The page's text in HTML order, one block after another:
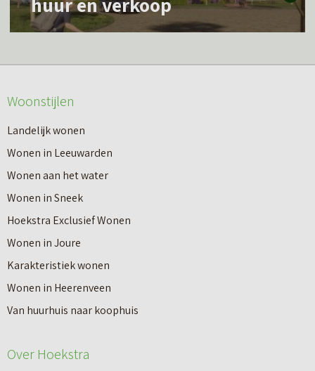
o
e
r
I
n
8
s
t
a
p
p
n
s
e
o
v
e
r
V
a
n
n
e
Woonstijlen
Landelijk wonen
Wonen in Leeuwarden
Wonen aan het water
Wonen in Sneek
Hoekstra Exclusief Wonen
Wonen in Joure
Karakteristiek wonen
Wonen in Heerenveen
Van huurhuis naar koophuis
Over Hoekstra